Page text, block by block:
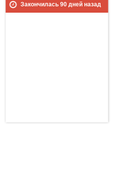
Закончилась 90дней назад